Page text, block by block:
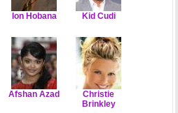
Ion Hobana Kid Cudi
Afshan Azad
Christie
Brinkley